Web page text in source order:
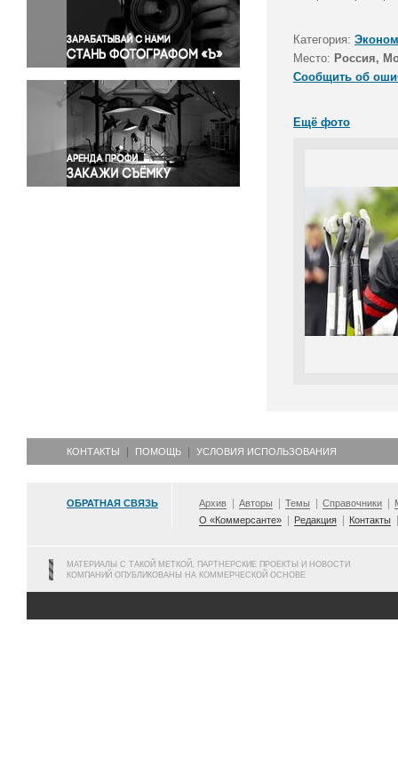
Правосудие
Происшествия и конфликты
Религия
Светская жизнь
Спорт
Экология
Экономика и бизнес
Категория:
Место: Россия,
Сообщить об
Ещё фото
КОНТАКТЫ ПОМОЩЬ УСЛОВИЯ ИСПОЛЬЗОВАНИЯ
ОБРАТНАЯ СВЯЗЬ Архив Авторы Темы Справочники
О «Коммерсанте»
Редакция Контакты
МАТЕРИАЛЫ С ТАКОЙ МЕТКОЙ, ПАРТНЕРСКИЕ ПРОЕКТЫ И НОВОСТИ
КОМПАНИЙ ОПУБЛИКОВАНЫ НА КОММЕРЧЕСКОЙ ОСНОВЕ